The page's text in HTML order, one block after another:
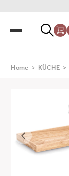
Home > KÜCHE >